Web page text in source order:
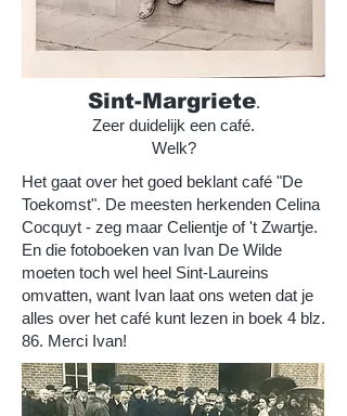
Sint-Margriete.
Zeer duidelijk een café.
Welk?
Het gaat over het goed beklant café "De
Toekomst". De meesten herkenden Celina
Cocquyt - zeg maar Celientje of 't Zwartje.
En die fotoboeken van Ivan De Wilde
moeten toch wel heel Sint-Laureins
omvatten, want Ivan laat ons weten dat je
alles over het café kunt lezen in boek 4 blz.
86. Merci Ivan!